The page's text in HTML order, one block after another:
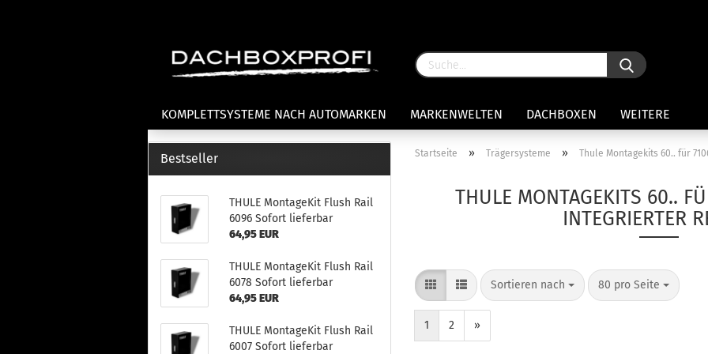
Konto
KOMPLETTSYSTEME NACH AUTOMARKEN MARKENWELTEN DACHBOXEN WEITERE
Dachfahrradträger
Heckklappenfahrradträger
Anhängekupplungsträger
E-Bike Fahrradträger
Zubehör Fahrradträger
Lastenträgerfüße
Thule Montagekits 50.. für 7105
Clamp Fußsatz Fahrzeuge mit
normalen Dach
Thule Kits 30.. für 753 Fußsatz
mit Fixpunkte
Startseite » Trägersysteme » Thule Montagekits 60.. für
THULE MONTAGEKITS 60..
INTEGRIERTER
Sortieren nach 80 pro Seite
1 2 »
Bestseller
THULE MontageKit Flush Rail
6096 Sofort lieferbar
64,95 EUR
THULE MontageKit Flush Rail
6078 Sofort lieferbar
64,95 EUR
THULE MontageKit Flush Rail
6007 Sofort lieferbar